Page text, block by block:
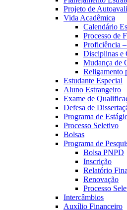
Projeto de
Vida Acadêmica
Calendário
Processo de
Proficiência
Disciplinas e
Mudança de
Religamento
Estudante Especial
Aluno Estrangeiro
Exame de
Defesa de
Programa de
Processo Seletivo
Bolsas
Programa de
Bolsa PNPD
Inscrição
Relatório
Renovação
Processo
Intercâmbios
Auxílio Financeiro